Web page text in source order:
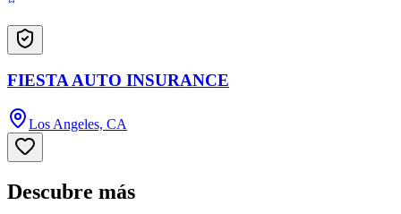
FIESTA AUTO INSURANCE
Los Angeles, CA
Descubre más